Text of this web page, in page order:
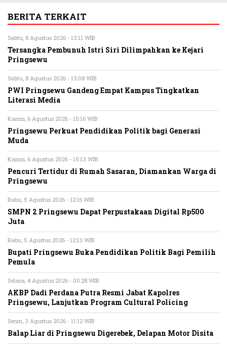
BERITA TERKAIT
Sabtu, 8 Agustus 2026 - 13:11 WIB
Tersangka Pembunuh Istri Siri Dilimpahkan ke Kejari
Pringsewu
Sabtu, 8 Agustus 2026 - 13:08 WIB
PWI Pringsewu Gandeng Empat Kampus Tingkatkan
Literasi Media
Kamis, 6 Agustus 2026 - 15:16 WIB
Pringsewu Perkuat Pendidikan Politik bagi Generasi
Muda
Kamis, 6 Agustus 2026 - 15:13 WIB
Pencuri Tertidur di Rumah Sasaran, Diamankan Warga di
Pringsewu
Rabu, 5 Agustus 2026 - 12:16 WIB
SMPN 2 Pringsewu Dapat Perpustakaan Digital Rp500
Juta
Rabu, 5 Agustus 2026 - 12:13 WIB
Bupati Pringsewu Buka Pendidikan Politik Bagi Pemilih
Pemula
Selasa, 4 Agustus 2026 - 00:28 WIB
AKBP Dadi Perdana Putra Resmi Jabat Kapolres
Pringsewu, Lanjutkan Program Cultural Policing
Senin, 3 Agustus 2026 - 11:12 WIB
Balap Liar di Pringsewu Digerebek, Delapan Motor Disita